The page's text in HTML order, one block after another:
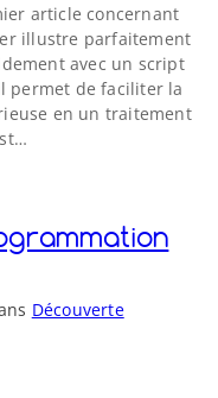
article concernant
illustre parfaitement
avec un script
permet de faciliter la
en un traitement
Découverte